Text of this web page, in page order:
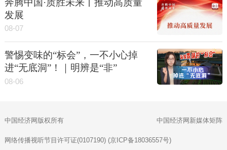
奔腾中国·质胜未来丨推动高质量
发展
08-07
警惕变味的“标会”，一不小心掉
进“无底洞”！｜明辨是“非”
08-06
中国经济网版权所有 中国经济网新媒体矩阵
网络传播视听节目许可证(0107190) (京ICP备18036557号)